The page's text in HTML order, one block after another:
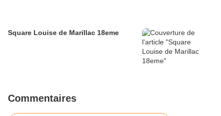
Square Louise de Marillac 18eme
Commentaires